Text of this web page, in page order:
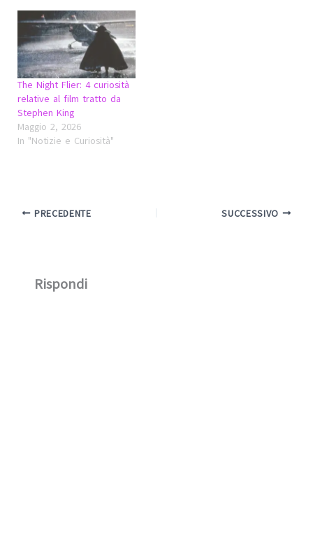
The Night Flier: 4 curiosità
relative al film tratto da
Stephen King
Maggio 2, 2026
In "Notizie e Curiosità"
PRECEDENTE SUCCESSIVO
Rispondi